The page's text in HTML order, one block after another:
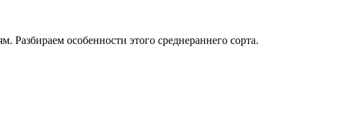
особенности этого среднераннего сорта.